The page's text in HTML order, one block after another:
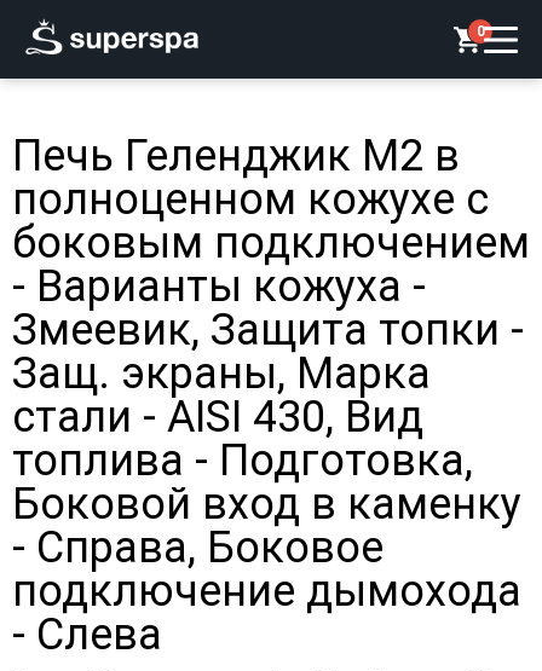
0
Печь Геленджик М2 в
полноценном кожухе с
боковым подключением
- Варианты кожуха -
Змеевик, Защита топки -
Защ. экраны, Марка
стали - AISI 430, Вид
топлива - Подготовка,
Боковой вход в каменку
- Справа, Боковое
подключение дымохода
- Слева